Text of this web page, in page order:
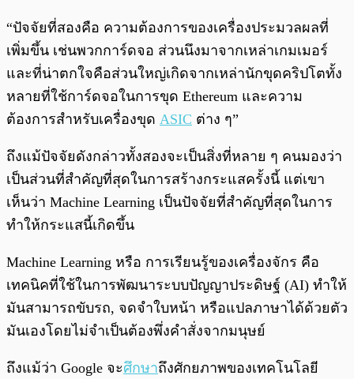
“ปัจจัยที่สองคือ ความต้องการของเครื่องประมวลผลที่
เพิ่มขึ้น เช่นพวกการ์ดจอ ส่วนนึงมาจากเหล่าเกมเมอร์
และที่น่าตกใจคือส่วนใหญ่เกิดจากเหล่านักขุดคริปโตทั้ง
หลายที่ใช้การ์ดจอในการขุด Ethereum และความ
ต้องการสำหรับเครื่องขุด ASIC ต่าง ๆ”
ถึงแม้ปัจจัยดังกล่าวทั้งสองจะเป็นสิ่งที่หลาย ๆ คนมองว่า
เป็นส่วนที่สำคัญที่สุดในการสร้างกระแสครั้งนี้ แต่เขา
เห็นว่า Machine Learning เป็นปัจจัยที่สำคัญที่สุดในการ
ทำให้กระแสนี้เกิดขึ้น
Machine Learning หรือ การเรียนรู้ของเครื่องจักร คือ
เทคนิคที่ใช้ในการพัฒนาระบบปัญญาประดิษฐ์ (AI) ทำให้
มันสามารถขับรถ, จดจำใบหน้า หรือแปลภาษาได้ด้วยตัว
มันเองโดยไม่จำเป็นต้องพึ่งคำสั่งจากมนุษย์
ถึงแม้ว่า Google จะศึกษาถึงศักยภาพของเทคโนโลยี